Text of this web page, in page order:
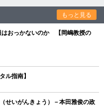
もっと見る
はおっかないのか 【岡嶋教授の
ル指南】
せいがんきょう）－本田雅俊の政